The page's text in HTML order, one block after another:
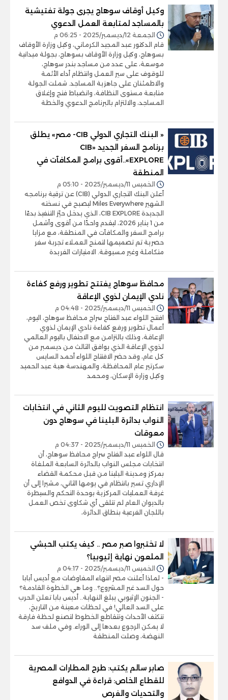
وكيل أوقاف سوهاج يجرى جولة تفتيشية
بالمساجد لمتابعة العمل الدعوي
الجمعة 12/ديسمبر/2025 - 06:25 م
قام الدكتور عبد المجيد الكرماني، وكيل وزارة الأوقاف
بسوهاج، وكيل وزارة الأوقاف بسوهاج، بجولة ميدانية
موسعة، على عدد من مساجد بندر سوهاج،
للوقوف على سير العمل وانتظام أداء الأئمة
والاطمئنان على جاهزية المساجد. شملت الجولة
متابعة مستوى النظافة، وانضباط فتح وإغلاق
المساجد، والالتزام بالبرنامج الدعوي والخطة
« البنك التجاري الدولي CIB- مصر» يطلق
برنامج السفر الجديد «CIB
EXPLORE»..أقوى برامج المكافآت في
المنطقة
الخميس 11/ديسمبر/2025 - 05:10 م
أعلن البنك التجاري الدولي (CIB) عن ترقية برنامجه
الشهير Miles Everywhere ليصبح في نسخته
الجديدة CIB EXPLORE، الذي يدخل حيّز التنفيذ بدءًا
من 1 يناير 2026، ليقدم واحدًا من أقوى وأشمل
برامج السفر والمكافآت في المنطقة، مع مزايا
حصرية تم تصميمها لتمنح العملاء تجربة سفر
متكاملة وغير مسبوقة. الامتيازات الفريدة
محافظ سوهاج يفتتح تطوير ورفع كفاءة
نادي الإيمان لذوي الإعاقة
الخميس 11/ديسمبر/2025 - 04:48 م
افتتح اللواء عبد الفتاح سراج محافظ سوهاج، اليوم،
أعمال تطوير ورفع كفاءة نادي الإيمان لذوي
الإعاقة، وذلك بالتزامن مع الاحتفال باليوم العالمي
لذوي الإعاقة الذي يوافق الثالث من ديسمبر من
كل عام، وقد حضر الافتتاح اللواء أحمد السايس
سكرتير عام المحافظة، والمهندسة هبة عبد الحميد
وكيل وزارة الإسكان، ومحمد
انتظام التصويت لليوم الثاني في انتخابات
النواب بدائرة البلينا في سوهاج دون
معوقات
الخميس 11/ديسمبر/2025 - 04:37 م
قال اللواء عبد الفتاح سراج محافظ سوهاج، أن
انتخابات مجلس النواب بالدائرة السابعة الملغاة
بمركز ومدينة البلينا من قبل محكمة القضاء
الإداري تسير بانتظام في يومها الثاني، مشيرا إلى أن
غرفة العمليات المركزية بوحدة التحكم والسيطرة
بالديوان العام لم تتلقى أي شكاوى تخص العمل
باللجان الفرعية بنطاق الدائرة،
لا تختبروا صبر مصر .. كيف يكتب الحبشي
الملعون نهاية إثيوبيا؟
الخميس 11/ديسمبر/2025 - 04:17 م
- لماذا أعلنت مصر انتهاء المفاوضات مع أديس أبابا
حول السد غير المشروع؟.. وما هي الخطوة القادمة؟
- الجنون الإثيوبي يبلغ النهاية.. أديس بابا تعلن الحرب
على السد العالي! في لحظات معينة من التاريخ،
تتكثف الأحداث وتتقاطع الخطوط لتصنع لحظة فارقة
لا يمكن الرجوع بعدها إلى الوراء. وفي ملف سد
النهضة، وصلت المنطقة
صابر سالم يكتب: طرح المطارات المصرية
للقطاع الخاص: قراءة في الدوافع
والتحديات والفرص